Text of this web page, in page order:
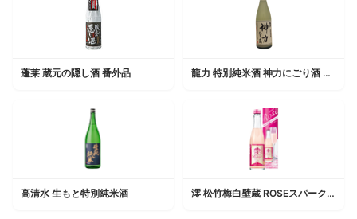
蓬莱 蔵元の隠し酒 番外品 龍力 特別純米酒 神力にごり酒 生酒
高清水 生もと特別純米酒 澪 松竹梅白壁蔵 ROSEスパークリング清酒